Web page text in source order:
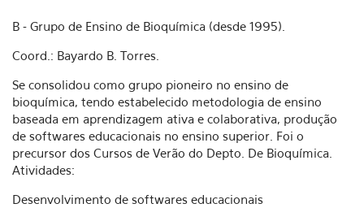
B - Grupo de Ensino de Bioquímica (desde 1995).
Coord.: Bayardo B. Torres.
Se consolidou como grupo pioneiro no ensino de
bioquímica, tendo estabelecido metodologia de ensino
baseada em aprendizagem ativa e colaborativa, produção
de softwares educacionais no ensino superior. Foi o
precursor dos Cursos de Verão do Depto. De Bioquímica.
Atividades:
Desenvolvimento de softwares educacionais